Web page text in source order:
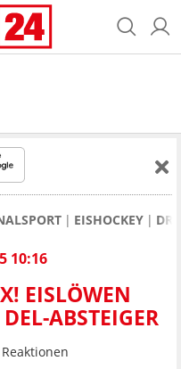
EISHOCKEY
10:16
EISLÖWEN
ABSTEIGER
Reaktionen